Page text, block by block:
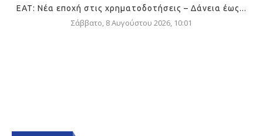
ΕΑΤ: Νέα εποχή στις χρηματοδοτήσεις – Δάνεια έως...
Σάββατο, 8 Αυγούστου 2026, 10:01